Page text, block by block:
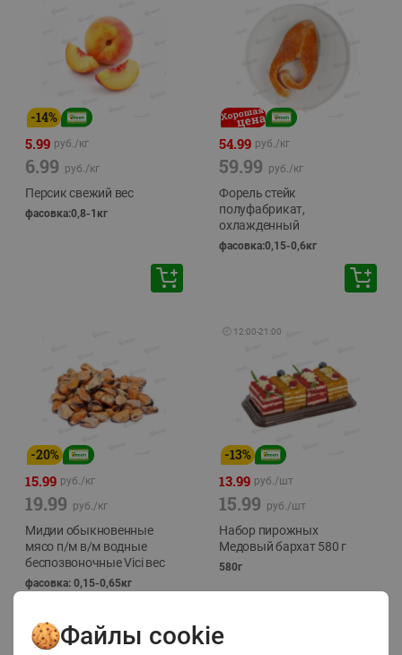
-14%
5.99 руб./кг
6.99 руб./кг
Персик свежий вес
фасовка:0,8-1кг
54.99 руб./кг
59.99 руб./кг
Форель стейк
полуфабрикат,
охлажденный
фасовка:0,15-0,6кг
-20%
15.99 руб./кг
19.99 руб./кг
Мидии обыкновенные
мясо п/м в/м водные
беспозвоночные Vici вес
фасовка: 0,15-0,65кг
🕘 12:00-21:00
-13%
13.99 руб./шт
15.99 руб./шт
Набор пирожных
Медовый бархат 580 г
580г
Файлы cookie